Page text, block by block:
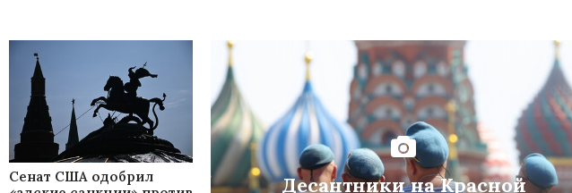
Сенат США одобрил
Десантники на Красной